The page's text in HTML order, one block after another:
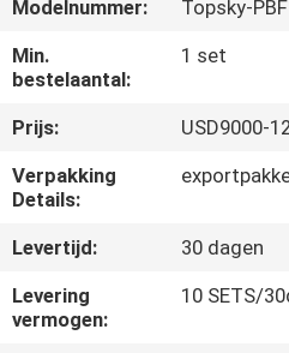
CONTACTEER
ONS
VERZOEK
OM EEN
Modelnummer:
Topsky-PBF
Min.
bestelaantal:
1 set
Prijs:
USD9000-
Verpakking
Details:
Levertijd:
30 dagen
Levering
vermogen:
10 SETS/